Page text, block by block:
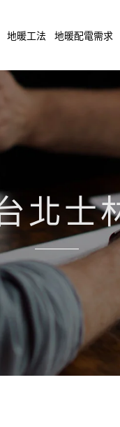
地暖工法 地暖配電需求
北士